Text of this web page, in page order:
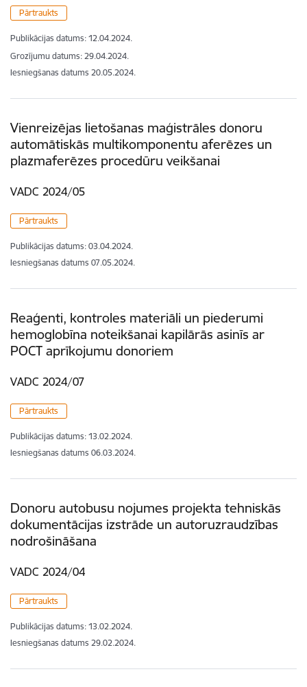
Pārtraukts
Publikācijas datums: 12.04.2024.
Grozījumu datums: 29.04.2024.
Iesniegšanas datums 20.05.2024.
Vienreizējas lietošanas maģistrāles donoru
automātiskās multikomponentu aferēzes un
plazmaferēzes procedūru veikšanai
VADC 2024/05
Pārtraukts
Publikācijas datums: 03.04.2024.
Iesniegšanas datums 07.05.2024.
Reaģenti, kontroles materiāli un piederumi
hemoglobīna noteikšanai kapilārās asinīs ar
POCT aprīkojumu donoriem
VADC 2024/07
Pārtraukts
Publikācijas datums: 13.02.2024.
Iesniegšanas datums 06.03.2024.
Donoru autobusu nojumes projekta tehniskās
dokumentācijas izstrāde un autoruzraudzības
nodrošināšana
VADC 2024/04
Pārtraukts
Publikācijas datums: 13.02.2024.
Iesniegšanas datums 29.02.2024.